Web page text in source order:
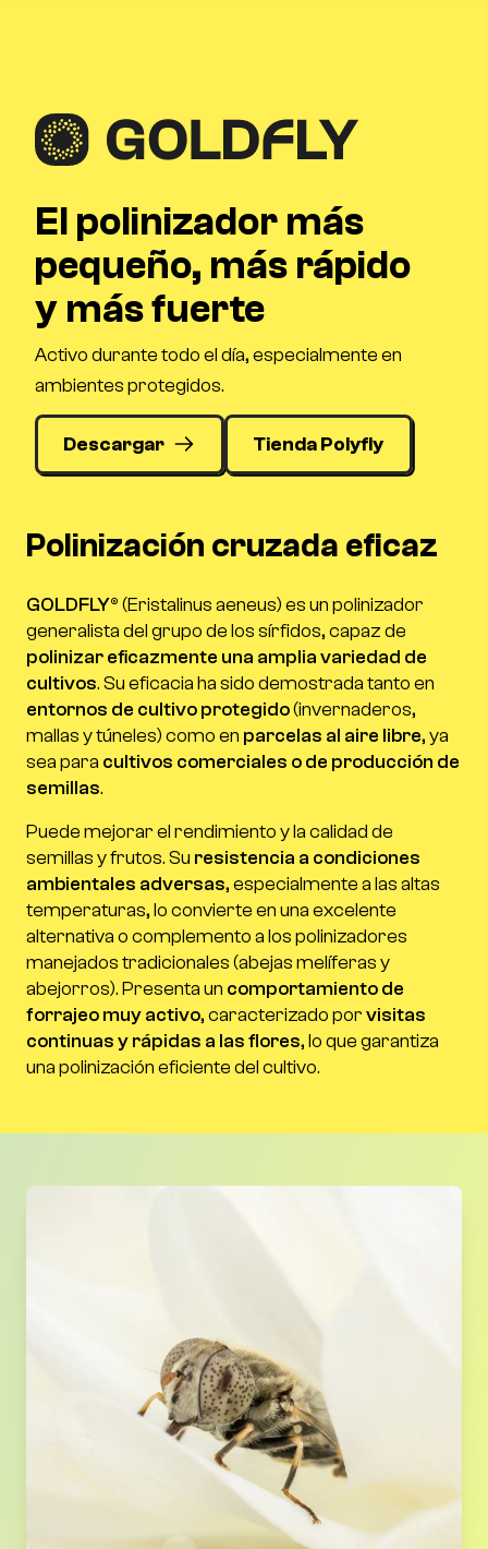
El polinizador más
pequeño, más rápido
y más fuerte
Activo durante todo el día, especialmente en
ambientes protegidos.
Descargar Tienda Polyfly
Polinización cruzada eficaz
GOLDFLY®(Eristalinus aeneus) es un polinizador
generalista del grupo de los sírfidos, capaz de
polinizar eficazmente una amplia variedad de
cultivos. Su eficacia ha sido demostrada tanto en
entornos de cultivo protegido(invernaderos,
mallas y túneles) como en parcelas al aire libre, ya
sea para cultivos comerciales o de producción de
semillas.
Puede mejorar el rendimiento y la calidad de
semillas y frutos. Su resistencia a condiciones
ambientales adversas, especialmente a las altas
temperaturas, lo convierte en una excelente
alternativa o complemento a los polinizadores
manejados tradicionales (abejas melíferas y
abejorros). Presenta un comportamiento de
forrajeo muy activo, caracterizado porvisitas
continuas y rápidas a las flores, lo que garantiza
una polinización eficiente del cultivo.